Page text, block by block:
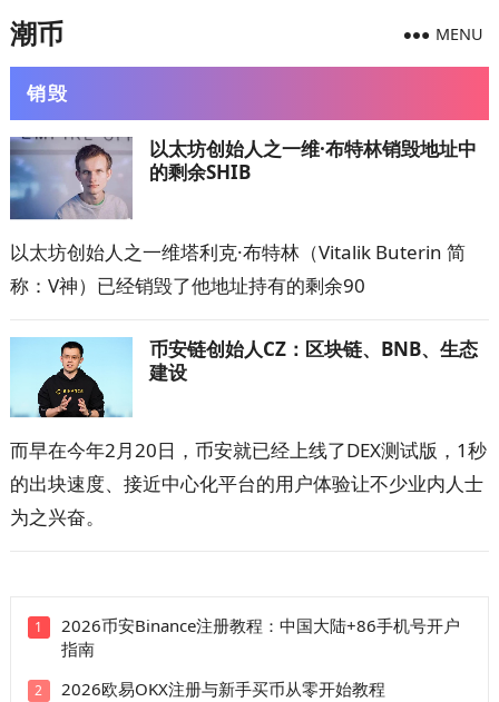
潮币 MENU
销毁
以太坊创始人之一维·布特林销毁地址中
的剩余SHIB
以太坊创始人之一维塔利克·布特林（Vitalik Buterin 简
称：V神）已经销毁了他地址持有的剩余90
币安链创始人CZ：区块链、BNB、生态
建设
而早在今年2月20日，币安就已经上线了DEX测试版，1秒
的出块速度、接近中心化平台的用户体验让不少业内人士
为之兴奋。
1
2026币安Binance注册教程：中国大陆+86手机号开户
指南
2 2026欧易OKX注册与新手买币从零开始教程